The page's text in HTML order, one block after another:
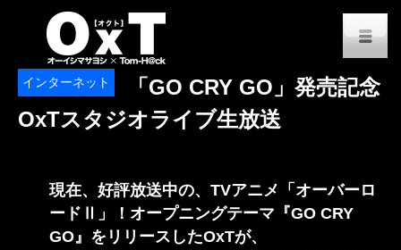
インターネット
「GO CRY GO」発売記念
OxTスタジオライブ生放送
現在、好評放送中の、TVアニメ「オーバーロ
ードⅡ」！オープニングテーマ『GO CRY
GO』をリリースしたOxTが、